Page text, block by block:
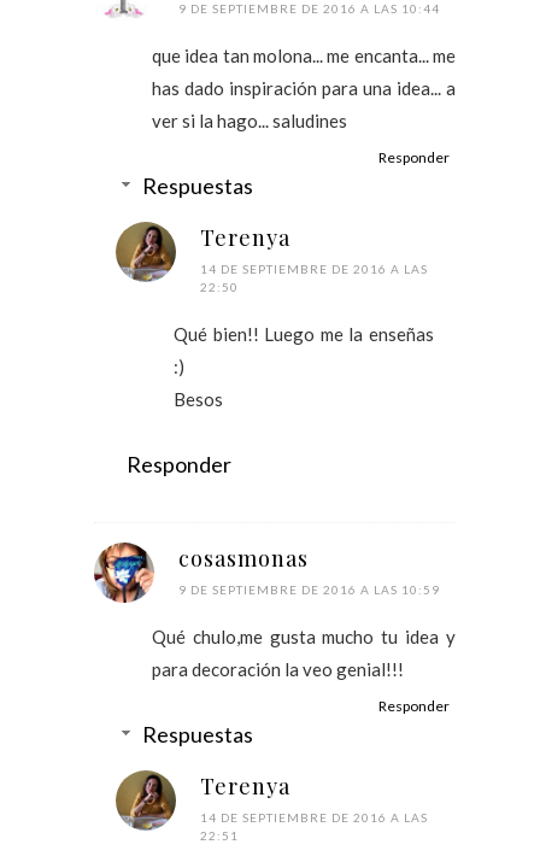
9 DE SEPTIEMBRE DE 2016 A LAS 10:44
que idea tan molona... me encanta... me
has dado inspiración para una idea... a
ver si la hago... saludines
Responder
Respuestas
Terenya
14 DE SEPTIEMBRE DE 2016 A LAS
22:50
Qué bien!! Luego me la enseñas
:)
Besos
Responder
cosasmonas
9 DE SEPTIEMBRE DE 2016 A LAS 10:59
Qué chulo,me gusta mucho tu idea y
para decoración la veo genial!!!
Responder
Respuestas
Terenya
14 DE SEPTIEMBRE DE 2016 A LAS
22:51